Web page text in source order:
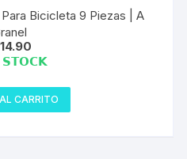
Bicicleta 9 Piezas | A
14.90
𝗦𝗧𝗢𝗖𝗞
CARRITO